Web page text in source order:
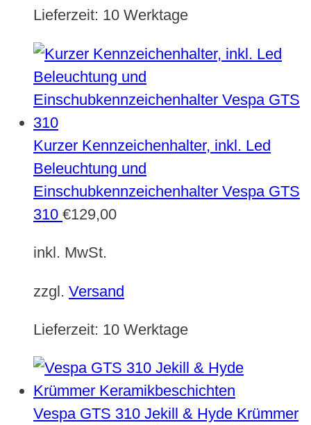
Lieferzeit: 10 Werktage
Kurzer Kennzeichenhalter, inkl. Led
Beleuchtung und
Einschubkennzeichenhalter Vespa GTS
310 €129,00
inkl. MwSt.
zzgl. Versand
Lieferzeit: 10 Werktage
Vespa GTS 310 Jekill & Hyde Krümmer